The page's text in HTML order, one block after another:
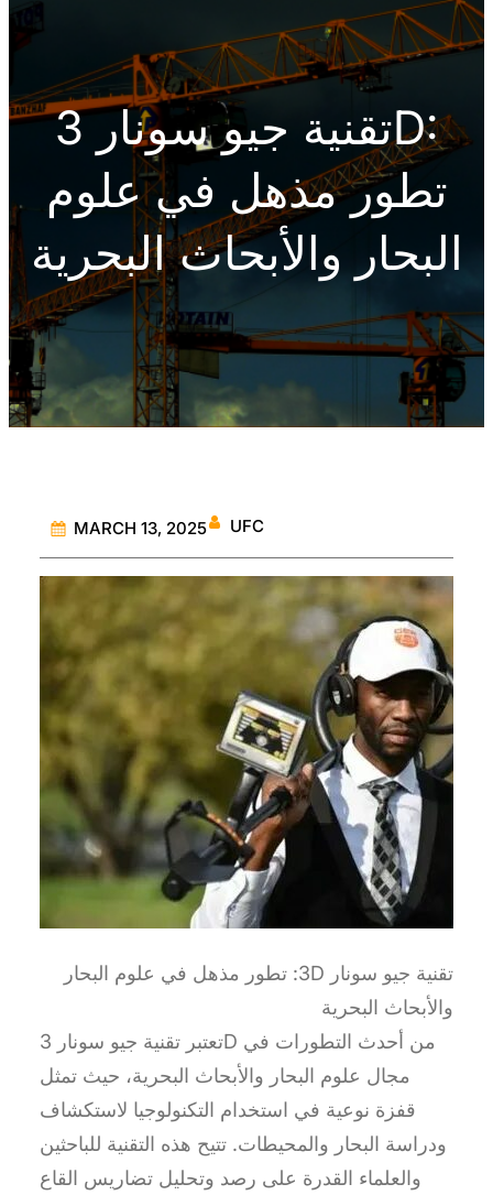
h
تقنية جيو سونار 3D:
تطور مذهل في علوم
البحار والأبحاث البحرية
MARCH 13, 2025 UFC
تقنية جيو سونار 3D: تطور مذهل في علوم البحار
والأبحاث البحرية
تعتبر تقنية جيو سونار 3D من أحدث التطورات في
مجال علوم البحار والأبحاث البحرية، حيث تمثل
قفزة نوعية في استخدام التكنولوجيا لاستكشاف
ودراسة البحار والمحيطات. تتيح هذه التقنية للباحثين
والعلماء القدرة على رصد وتحليل تضاريس القاع